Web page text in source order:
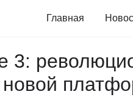
Главная
3: